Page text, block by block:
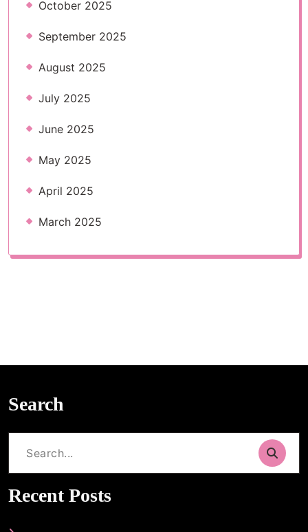
October 2025
September 2025
August 2025
July 2025
June 2025
May 2025
April 2025
March 2025
Search
Search
Recent Posts